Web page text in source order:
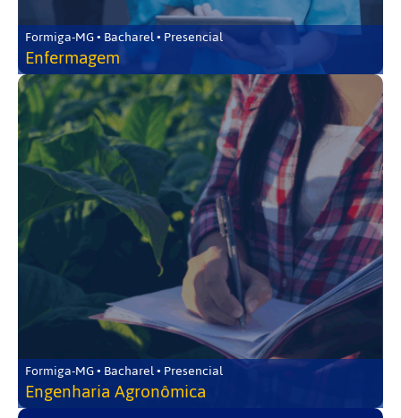
Formiga-MG • Bacharel • Presencial
Enfermagem
Formiga-MG • Bacharel • Presencial
Engenharia Agronômica